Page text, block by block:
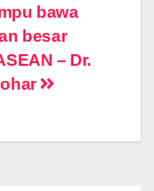
bawa
besar
– Dr.